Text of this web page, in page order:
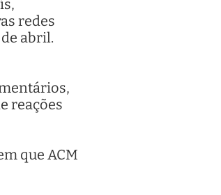
redes
abril.
reações
que ACM